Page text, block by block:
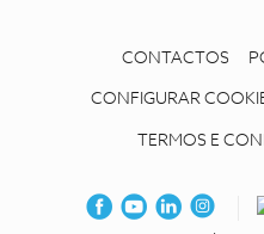
CONTACTOS
CONFIGURAR
TERMOS E